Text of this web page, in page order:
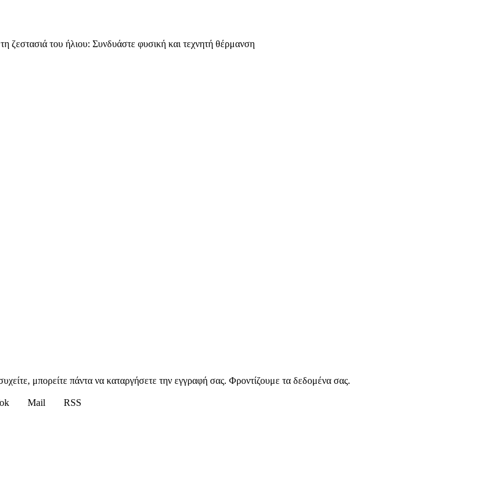
ζεστασιά του ήλιου: Συνδυάστε φυσική και τεχνητή θέρμανση
μπορείτε πάντα να καταργήσετε την εγγραφή σας. Φροντίζουμε τα δεδομένα σας.
Mail
RSS